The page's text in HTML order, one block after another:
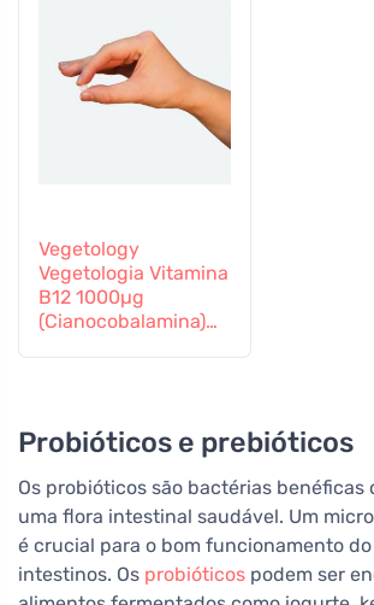
Vegetology
Vegetologia Vitamina
B12 1000µg
(Cianocobalamina)
Probióticos e prebióticos
Os probióticos são bactérias benéficas
uma flora intestinal saudável. Um
é crucial para o bom funcionamento
intestinos. Os probióticos podem ser